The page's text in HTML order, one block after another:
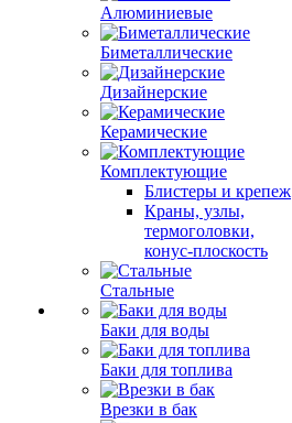
Алюминиевые
Биметаллические
Дизайнерские
Керамические
Комплектующие
Блистеры и крепеж
Краны, узлы,
термоголовки,
конус-плоскость
Стальные
Баки для воды
Баки для топлива
Врезки в бак